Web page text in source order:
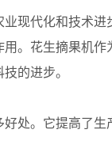
代化和技术进
。花生摘果机
的进步。
。它提高了生